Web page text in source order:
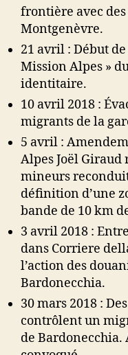
frontière avec
Montgenèvre.
21 avril : Début
Mission Alpes »
identitaire.
10 avril 2018 :
migrants de la
5 avril :
Alpes Joël
mineurs
définition d’une
bande de 10 km
3 avril 2018 :
dans Corriere
l’action des
Bardonecchia.
30 mars 2018 :
contrôlent un
de Bardonecchia.